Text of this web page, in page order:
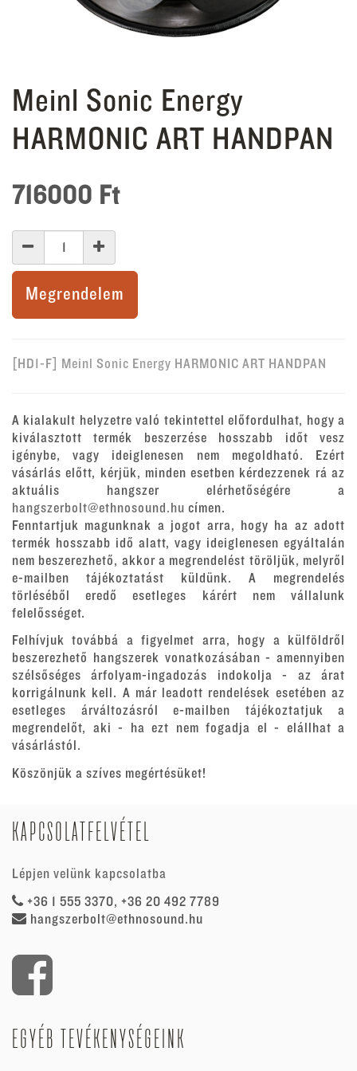
Meinl Sonic Energy
HARMONIC ART HANDPAN
716000 Ft
Megrendelem
[HD1-F] Meinl Sonic Energy HARMONIC ART HANDPAN
A kialakult helyzetre való tekintettel előfordulhat, hogy a
kiválasztott termék beszerzése hosszabb időt vesz
igénybe, vagy ideiglenesen nem megoldható. Ezért
vásárlás előtt, kérjük, minden esetben kérdezzenek rá az
aktuális hangszer elérhetőségére a
hangszerbolt@ethnosound.hu címen.
Fenntartjuk magunknak a jogot arra, hogy ha az adott
termék hosszabb idő alatt, vagy ideiglenesen egyáltalán
nem beszerezhető, akkor a megrendelést töröljük, melyről
e-mailben tájékoztatást küldünk. A megrendelés
törléséből eredő esetleges kárért nem vállalunk
felelősséget.
Felhívjuk továbbá a figyelmet arra, hogy a külföldről
beszerezhető hangszerek vonatkozásában - amennyiben
szélsőséges árfolyam-ingadozás indokolja - az árat
korrigálnunk kell. A már leadott rendelések esetében az
esetleges árváltozásról e-mailben tájékoztatjuk a
megrendelőt, aki - ha ezt nem fogadja el - elállhat a
vásárlástól.
Köszönjük a szíves megértésüket!
KAPCSOLATFELVÉTEL
Lépjen velünk kapcsolatba
+36 1 555 3370, +36 20 492 7789
hangszerbolt@ethnosound.hu
EGYÉB TEVÉKENYSÉGEINK